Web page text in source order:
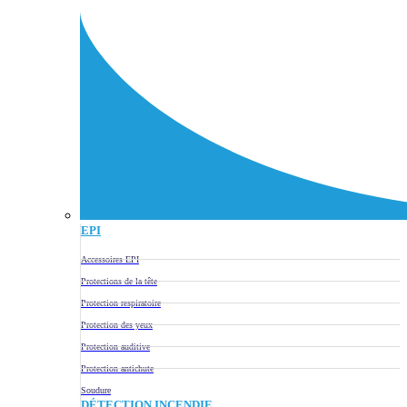
EPI
Accessoires EPI
Protections de la tête
Protection respiratoire
Protection des yeux
Protection auditive
Protection antichute
Soudure
DÉTECTION INCENDIE